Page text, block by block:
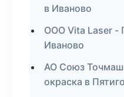
в Иваново
ООО Vita Laser -
Иваново
АО Союз
окраска в